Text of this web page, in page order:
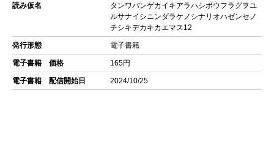
読み仮名
タンワバンゲカイキアラハシボウフラグヲユ
ルサナイシニンダラケノシナリオハゼンセノ
チシキデカキカエマス12
発行形態 電子書籍
電子書籍 価格 165円
電子書籍 配信開始日 2024/10/25